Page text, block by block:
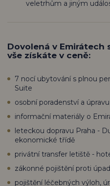
veletrhům a jiným
Dovolená v Emirátech
vše získáte v ceně:
7 nocí ubytování s plnou
Suite
osobní poradenství a
informační materiály o
leteckou dopravu Praha -
ekonomické třídě
privátní transfer letiště -
zákonné pojištění proti
pojištění léčebných výloh,